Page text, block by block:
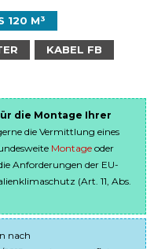
120 M³
KABEL FB
die Montage Ihrer
die Vermittlung eines
Montage oder
Anforderungen der EU-
(Art. 11, Abs.
nach